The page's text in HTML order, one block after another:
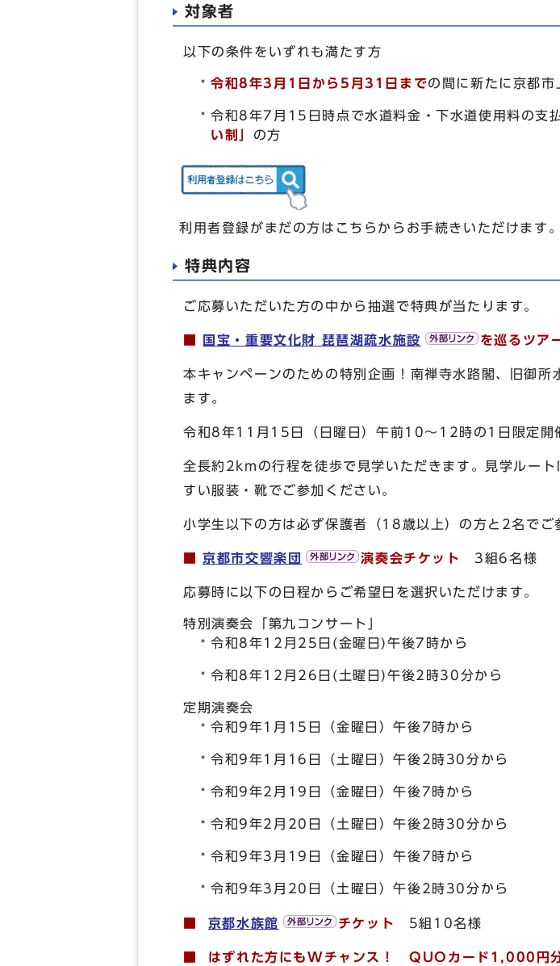
対象者
以下の条件をいずれも満たす方
令和8年3月1日から5月31日 までの間に新たに京都
令和8年7月15日時点で水道料金・下水道使用料の支
い制」 の方
利用者登録がまだの方はこちらからお手続きいただけます。
特典内容
ご応募いただいた方の中から抽選で特典が当たります。
国宝・重要文化財 琵琶湖疏水施設 を巡るツア
本キャンペーンのための特別企画！南禅寺水路閣、旧御
ます。
令和8年11月15日（日曜日）午前10～12時の1日限定開
全長約2kmの行程を徒歩で見学いただきます。見学ルー
すい服装・靴でご参加ください。
小学生以下の方は必ず保護者（18歳以上）の方と2名でご
■京都市交響楽団 演奏会チケット 3組6名様
応募時に以下の日程からご希望日を選択いただけます。
特別演奏会「第九コンサート」
令和8年12月25日(金曜日)午後7時から
令和8年12月26日(土曜日)午後2時30分から
定期演奏会
令和9年1月15日（金曜日）午後7時から
令和9年1月16日（土曜日）午後2時30分から
令和9年2月19日（金曜日）午後7時から
令和9年2月20日（土曜日）午後2時30分から
令和9年3月19日（金曜日）午後7時から
令和9年3月20日（土曜日）午後2時30分から
京都水族館 チケット 5組10名様
■ はずれた方にもWチャンス！QUOカード1,000円